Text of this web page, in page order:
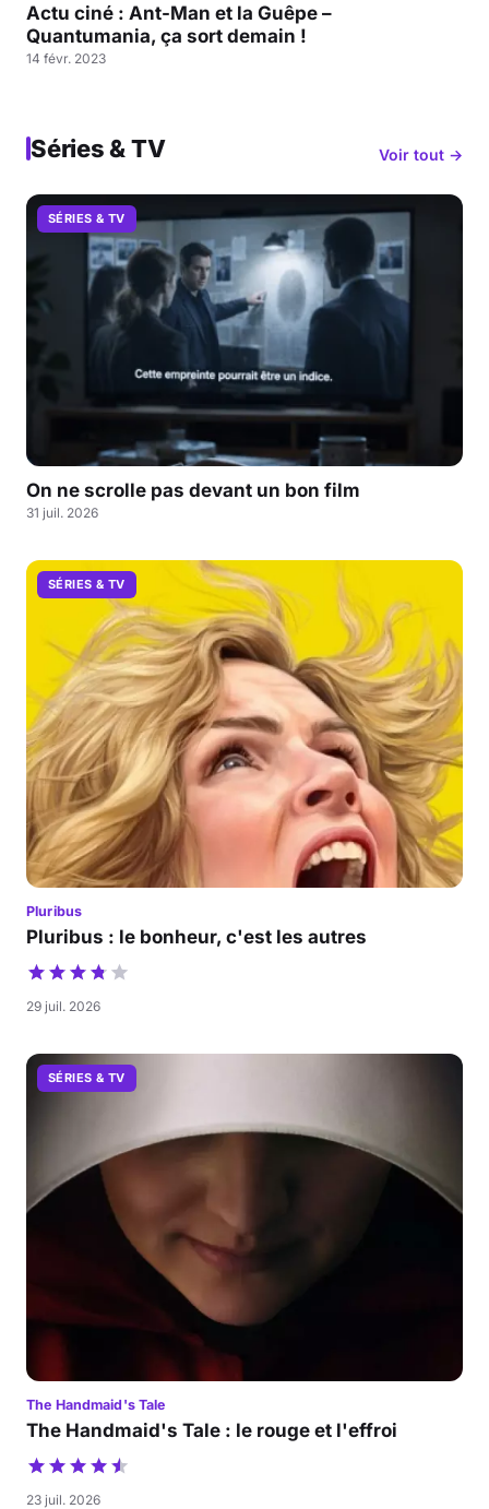
Actu ciné : Ant-Man et la Guêpe –
Quantumania, ça sort demain !
14 févr. 2023
Séries & TV Voir tout →
SÉRIES & TV
On ne scrolle pas devant un bon film
31 juil. 2026
SÉRIES & TV
Pluribus
Pluribus : le bonheur, c'est les autres
29 juil. 2026
SÉRIES & TV
The Handmaid's Tale
The Handmaid's Tale : le rouge et l'effroi
23 juil. 2026